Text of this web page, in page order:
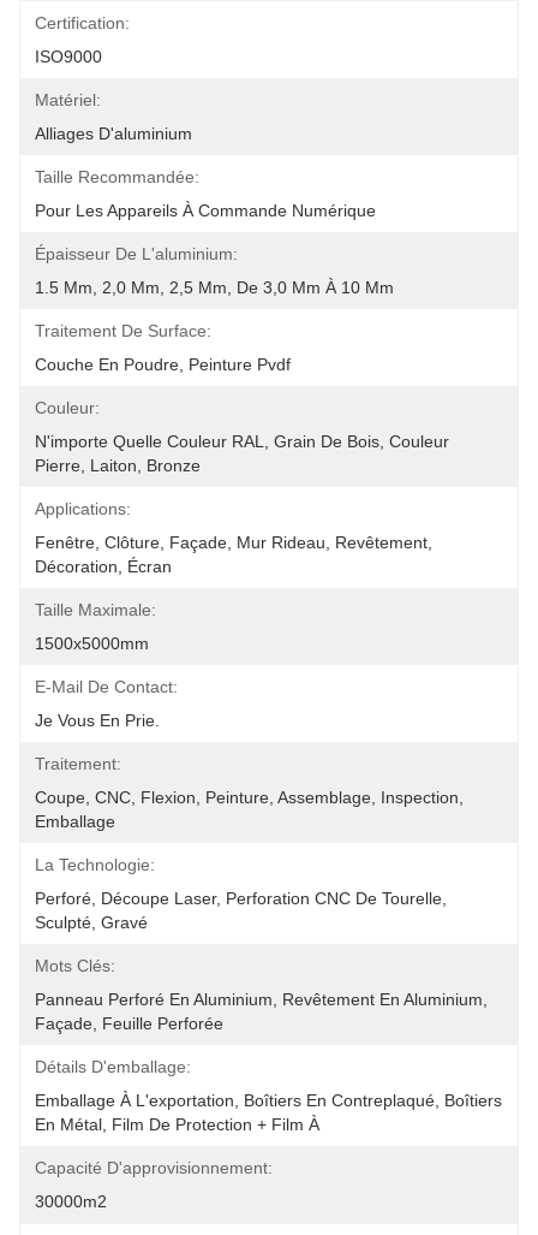
Certification:
ISO9000
Matériel:
Alliages D'aluminium
Taille Recommandée:
Pour Les Appareils À Commande Numérique
Épaisseur De L'aluminium:
1.5 Mm, 2,0 Mm, 2,5 Mm, De 3,0 Mm À 10 Mm
Traitement De Surface:
Couche En Poudre, Peinture Pvdf
Couleur:
N'importe Quelle Couleur RAL, Grain De Bois, Couleur
Pierre, Laiton, Bronze
Applications:
Fenêtre, Clôture, Façade, Mur Rideau, Revêtement,
Décoration, Écran
Taille Maximale:
1500x5000mm
E-Mail De Contact:
Je Vous En Prie.
Traitement:
Coupe, CNC, Flexion, Peinture, Assemblage, Inspection,
Emballage
La Technologie:
Perforé, Découpe Laser, Perforation CNC De Tourelle,
Sculpté, Gravé
Mots Clés:
Panneau Perforé En Aluminium, Revêtement En Aluminium,
Façade, Feuille Perforée
Détails D'emballage:
Emballage À L'exportation, Boîtiers En Contreplaqué, Boîtiers
En Métal, Film De Protection + Film À
Capacité D'approvisionnement:
30000m2